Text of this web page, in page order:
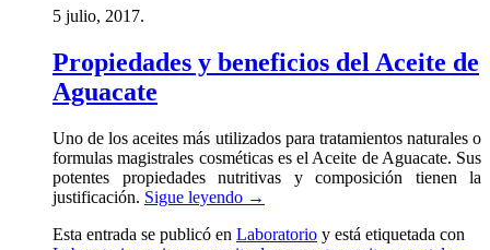
5 julio, 2017.
Propiedades y beneficios del Aceite de
Aguacate
Uno de los aceites más utilizados para tratamientos naturales o
formulas magistrales cosméticas es el Aceite de Aguacate. Sus
potentes propiedades nutritivas y composición tienen la
justificación. Sigue leyendo →
Esta entrada se publicó en Laboratorio y está etiquetada con